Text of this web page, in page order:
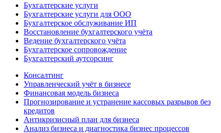
Бухгалтерские услуги
Бухгалтерские услуги для ООО
Бухгалтерское обслуживание ИП
Восстановление бухгалтерского учёта
Ведение бухгалтерского учёта
Бухгалтерское сопровождение
Бухгалтерский аутсорсинг
Консалтинг
Управленческий учёт в бизнесе
Финансовая модель бизнеса
Прогнозирование и устранение кассовых разрывов без
кредитов
Антикризисный план для бизнеса
Анализ бизнеса и диагностика бизнес процессов